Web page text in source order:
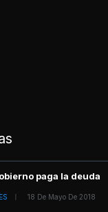
paga la deuda
18 De Mayo De 2018